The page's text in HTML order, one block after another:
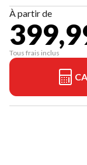
À partir de
Tous frais inclus